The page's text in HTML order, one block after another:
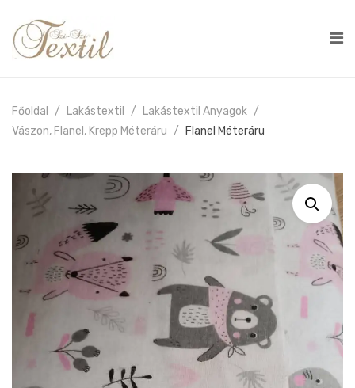
Főoldal Lakástextil
Lakástextil Anyagok
Vászon, Flanel, Krepp Méteráru
Flanel Méteráru